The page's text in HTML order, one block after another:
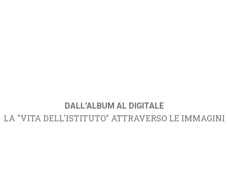
DALL'ALBUM AL DIGITALE
LA "VITA DELL'ISTITUTO" ATTRAVERSO LE IMMAGINI